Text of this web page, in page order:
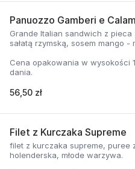
Panuozzo Gamberi e
Grande Italian sandwich z pieca
sałatą rzymską, sosem mango -
Cena opakowania w wysokości
dania.
56,50 zł
Filet z Kurczaka Supreme
filet z kurczaka supreme, puree
holenderska, młode warzywa.